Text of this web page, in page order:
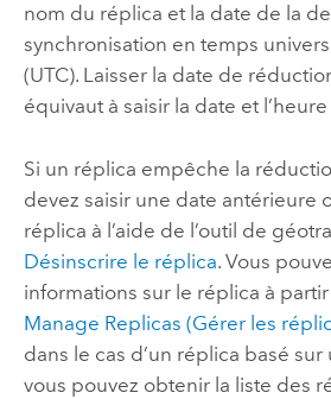
nom du réplica et la date de la
synchronisation en temps
(UTC). Laisser la date de
équivaut à saisir la date et
Si un réplica empêche la
devez saisir une date antérieure
réplica à l’aide de l’outil de
Désinscrire le réplica. Vous
informations sur le réplica à
Manage Replicas (Gérer les
dans le cas d’un réplica basé sur
vous pouvez obtenir la liste des